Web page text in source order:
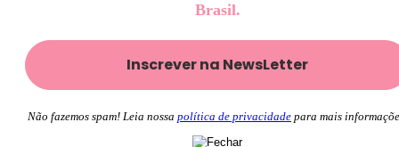
Brasil.
Não fazemos spam! Leia nossa política de privacidade para mais